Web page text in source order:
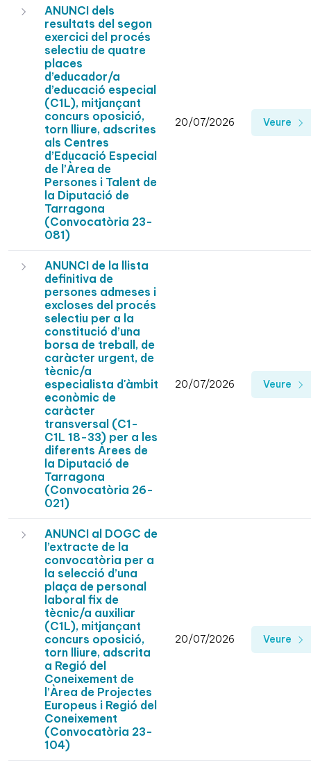
ANUNCI dels
resultats del segon
exercici del procés
selectiu de quatre
places
d’educador/a
d’educació especial
(C1L), mitjançant
concurs oposició,
torn lliure, adscrites
als Centres
d’Educació Especial
de l’Àrea de
Persones i Talent de
la Diputació de
Tarragona
(Convocatòria 23-
081)
20/07/2026 Veure
ANUNCI de la llista
definitiva de
persones admeses i
excloses del procés
selectiu per a la
constitució d’una
borsa de treball, de
caràcter urgent, de
tècnic/a
especialista d'àmbit
econòmic de
caràcter
transversal (C1-
C1L 18-33) per a les
diferents Àrees de
la Diputació de
Tarragona
(Convocatòria 26-
021)
20/07/2026 Veure
ANUNCI al DOGC de
l’extracte de la
convocatòria per a
la selecció d’una
plaça de personal
laboral fix de
tècnic/a auxiliar
(C1L), mitjançant
concurs oposició,
torn lliure, adscrita
a Regió del
Coneixement de
l’Àrea de Projectes
Europeus i Regió del
Coneixement
(Convocatòria 23-
104)
20/07/2026 Veure